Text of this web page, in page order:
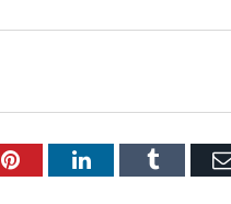
PinterestLinkedInTumblr